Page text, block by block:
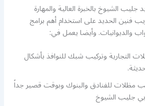
الشيوخ بالخبرة العالية والمهارة
فنين الحديد على استخدام أهم برامج
والديوانيات. وأيضا يعمل في:
التجارية وتركيب شبك للنوافذ بأشكال
مظلات للفنادق والبنوك وبوقت قصير جداً
جليب الشيوخ